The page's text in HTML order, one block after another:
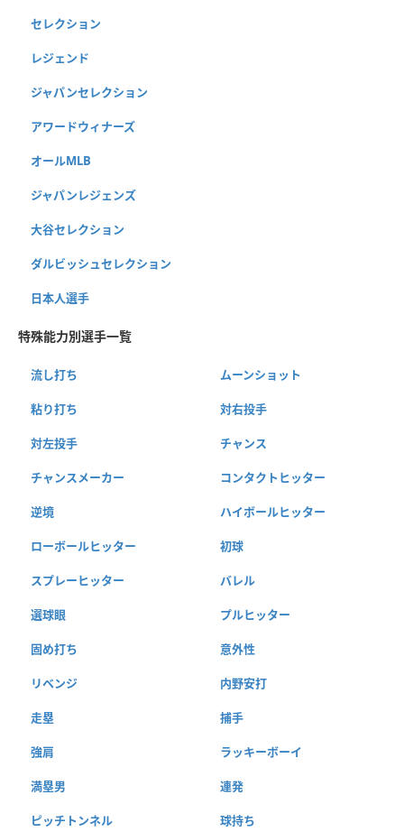
セレクション
レジェンド
ジャパンセレクション
アワードウィナーズ
オールMLB
ジャパンレジェンズ
大谷セレクション
ダルビッシュセレクション
日本人選手
特殊能力別選手一覧
流し打ち ムーンショット
粘り打ち 対右投手
対左投手 チャンス
チャンスメーカー コンタクトヒッター
逆境 ハイボールヒッター
ローボールヒッター 初球
スプレーヒッター バレル
選球眼 プルヒッター
固め打ち 意外性
リベンジ 内野安打
走塁 捕手
強肩 ラッキーボーイ
満塁男 連発
ピッチトンネル 球持ち